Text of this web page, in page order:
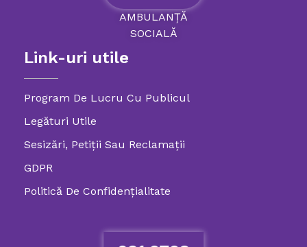
AMBULANȚĂ
SOCIALĂ
Link-uri utile
Program De Lucru Cu Publicul
Legături Utile
Sesizări, Petiţii Sau Reclamații
GDPR
Politică De Confidenţialitate